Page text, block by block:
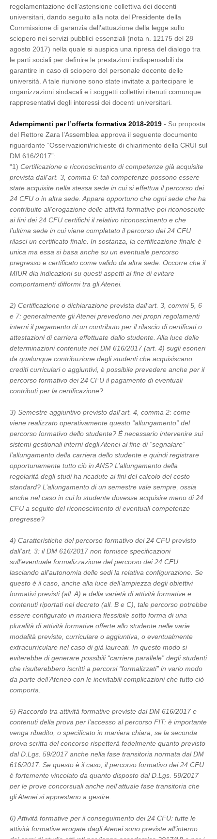
regolamentazione dell’astensione collettiva dei docenti
universitari, dando seguito alla nota del Presidente della
Commissione di garanzia dell’attuazione della legge sullo
sciopero nei servizi pubblici essenziali (nota n. 12175 del 28
agosto 2017) nella quale si auspica una ripresa del dialogo tra
le parti sociali per definire le prestazioni indispensabili da
garantire in caso di sciopero del personale docente delle
università. A tale riunione sono state invitate a partecipare le
organizzazioni sindacali e i soggetti collettivi ritenuti comunque
rappresentativi degli interessi dei docenti universitari.
Adempimenti per l’offerta formativa 2018-2019 - Su proposta
del Rettore Zara l’Assemblea approva il seguente documento
riguardante “Osservazioni/richieste di chiarimento della CRUI sul
DM 616/2017”:
“1) Certificazione e riconoscimento di competenze già acquisite
prevista dall’art. 3, comma 6: tali competenze possono essere
state acquisite nella stessa sede in cui si effettua il percorso dei
24 CFU o in altra sede. Appare opportuno che ogni sede che ha
contribuito all’erogazione delle attività formative poi riconosciute
ai fini dei 24 CFU certifichi il relativo riconoscimento e che
l’ultima sede in cui viene completato il percorso dei 24 CFU
rilasci un certificato finale. In sostanza, la certificazione finale è
unica ma essa si basa anche su un eventuale percorso
pregresso e certificato come valido da altra sede. Occorre che il
MIUR dia indicazioni su questi aspetti al fine di evitare
comportamenti difformi tra gli Atenei.
2) Certificazione o dichiarazione prevista dall’art. 3, commi 5, 6
e 7: generalmente gli Atenei prevedono nei propri regolamenti
interni il pagamento di un contributo per il rilascio di certificati o
attestazioni di carriera effettuate dallo studente. Alla luce delle
determinazioni contenute nel DM 616/2017 (art. 4) sugli esoneri
da qualunque contribuzione degli studenti che acquisiscano
crediti curriculari o aggiuntivi, è possibile prevedere anche per il
percorso formativo dei 24 CFU il pagamento di eventuali
contributi per la certificazione?
3) Semestre aggiuntivo previsto dall’art. 4, comma 2: come
viene realizzato operativamente questo “allungamento” del
percorso formativo dello studente? È necessario intervenire sui
sistemi gestionali interni degli Atenei al fine di “segnalare”
l’allungamento della carriera dello studente e quindi registrare
opportunamente tutto ciò in ANS? L’allungamento della
regolarità degli studi ha ricadute ai fini del calcolo del costo
standard? L’allungamento di un semestre vale sempre, ossia
anche nel caso in cui lo studente dovesse acquisire meno di 24
CFU a seguito del riconoscimento di eventuali competenze
pregresse?
4) Caratteristiche del percorso formativo dei 24 CFU previsto
dall’art. 3: il DM 616/2017 non fornisce specificazioni
sull’eventuale formalizzazione del percorso dei 24 CFU
lasciando all’autonomia delle sedi la relativa configurazione. Se
questo è il caso, anche alla luce dell’ampiezza degli obiettivi
formativi previsti (all. A) e della varietà di attività formative e
contenuti riportati nel decreto (all. B e C), tale percorso potrebbe
essere configurato in maniera flessibile sotto forma di una
pluralità di attività formative offerte allo studente nelle varie
modalità previste, curriculare o aggiuntiva, o eventualmente
extracurriculare nel caso di già laureati. In questo modo si
eviterebbe di generare possibili “carriere parallele” degli studenti
che risulterebbero iscritti a percorsi “formalizzati” in vario modo
da parte dell’Ateneo con le inevitabili complicazioni che tutto ciò
comporta.
5) Raccordo tra attività formative previste dal DM 616/2017 e
contenuti della prova per l’accesso al percorso FIT: è importante
venga ribadito, o specificato in maniera chiara, se la seconda
prova scritta del concorso rispetterà fedelmente quanto previsto
dal D.Lgs. 59/2017 anche nella fase transitoria normata dal DM
616/2017. Se questo è il caso, il percorso formativo dei 24 CFU
è fortemente vincolato da quanto disposto dal D.Lgs. 59/2017
per le prove concorsuali anche nell’attuale fase transitoria che
gli Atenei si apprestano a gestire.
6) Attività formative per il conseguimento dei 24 CFU: tutte le
attività formative erogate dagli Atenei sono previste all’interno